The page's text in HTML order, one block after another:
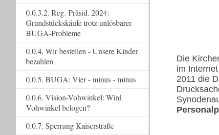
Die
im
2011 die
0.0.3.2. Reg.-Präsid. 2024:
Grundstückskäufe trotz unlösbarer
BUGA-Probleme
0.0.4. Wir bestellen - Unsere Kinder
bezahlen
0.0.5. BUGA: Vier - minus - minus
0.0.6. Vision-Vohwinkel: Wird
Vohwinkel belogen?
0.0.7. Sperrung Kaiserstraße